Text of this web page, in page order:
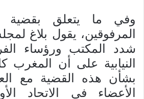
وفي ما يتعلق بقضية
المرفوقين، يقول بلاغ
شدد المكتب ورؤساء
النيابية على أن المغرب
بشأن هذه القضية مع
الأعضاء في الاتحاد